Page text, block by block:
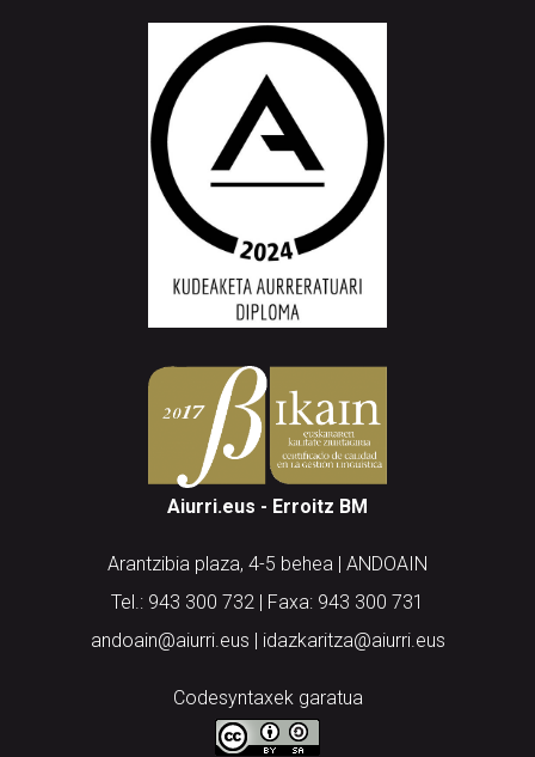
Aiurri.eus - Erroitz BM
Arantzibia plaza, 4-5 behea | ANDOAIN
Tel.: 943 300 732 | Faxa: 943 300 731
andoain@aiurri.eus | idazkaritza@aiurri.eus
Codesyntaxek garatua